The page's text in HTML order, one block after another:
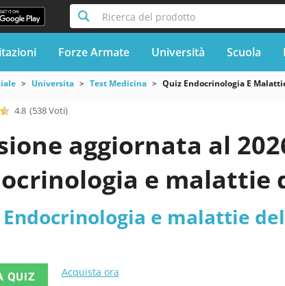
Ricerca del prodotto
Forze Armate Università Scuola
Universita Test Medicina Quiz Endocrinologia E
4.8 (538 Voti)
aggiornata al
e malattie
Endocrinologia e malattie
QUIZ Acquista ora